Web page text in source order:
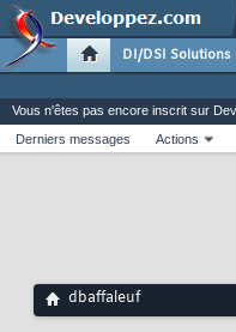
DI/DSI
Vous n'êtes pas encore inscrit sur
Derniers messages
Actions
dbaffaleuf